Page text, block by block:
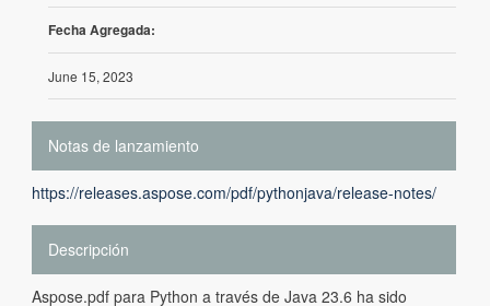
Fecha Agregada:
June 15, 2023
Notas de lanzamiento
https://releases.aspose.com/pdf/pythonjava/release-notes/
Descripción
Aspose.pdf para Python a través de Java 23.6 ha sido